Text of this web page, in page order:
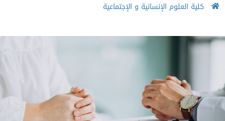
كلية العلوم الإنسانية و الإجتماعية